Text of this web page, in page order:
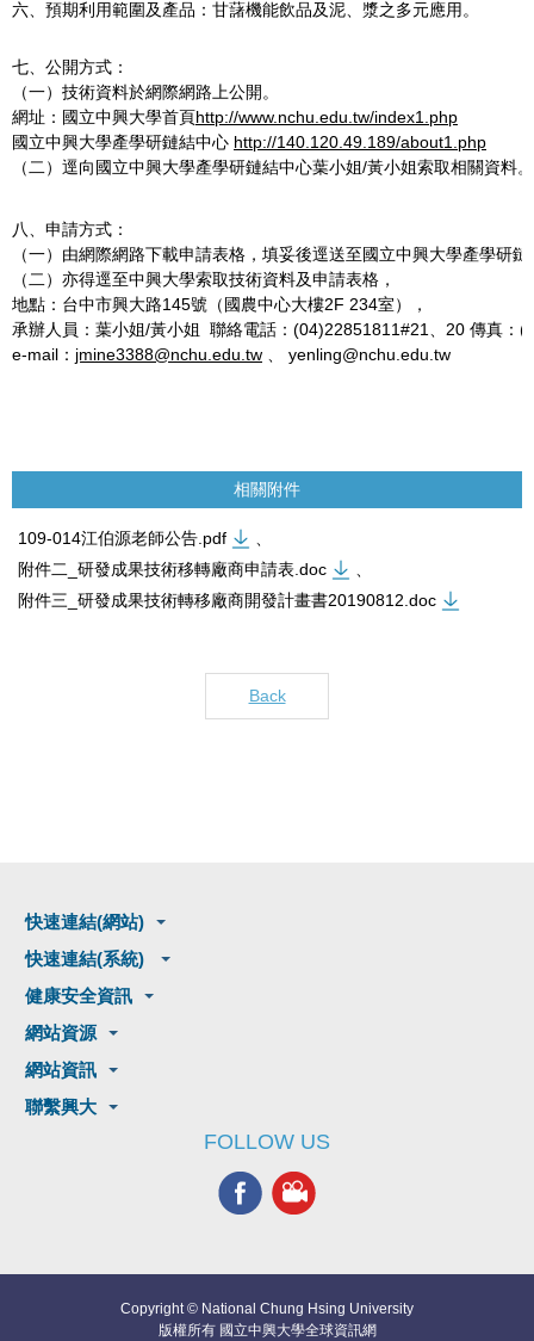
六、預期利用範圍及產品：甘藷機能飲品及泥、漿之多元應用。
七、公開方式：
（一）技術資料於網際網路上公開。
網址：國立中興大學首頁http://www.nchu.edu.tw/index1.php
國立中興大學產學研鏈結中心 http://140.120.49.189/about1.php
（二）逕向國立中興大學產學研鏈結中心葉小姐/黃小姐索取相關資料。
八、申請方式：
（一）由網際網路下載申請表格，填妥後逕送至國立中興大學產學研
（二）亦得逕至中興大學索取技術資料及申請表格，
地點：台中市興大路145號（國農中心大樓2F 234室），
承辦人員：葉小姐/黃小姐 聯絡電話：(04)22851811#21、20 傳真：
e-mail： jmine3388@nchu.edu.tw 、 yenling@nchu.edu.tw
相關附件
109-014江伯源老師公告.pdf
附件二_研發成果技術移轉廠商申請表.doc
附件三_研發成果技術轉移廠商開發計畫書20190812.doc
Back
快速連結(網站)
快速連結(系統)
健康安全資訊
網站資源
網站資訊
聯繫興大
FOLLOW US
Copyright © National Chung Hsing University
版權所有 國立中興大學全球資訊網